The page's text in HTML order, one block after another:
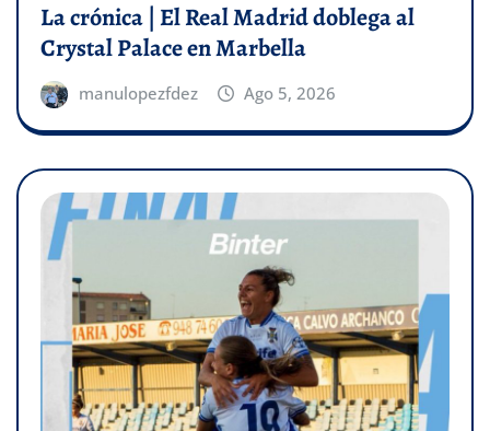
La crónica | El Real Madrid doblega al
Crystal Palace en Marbella
manulopezfdez Ago 5, 2026